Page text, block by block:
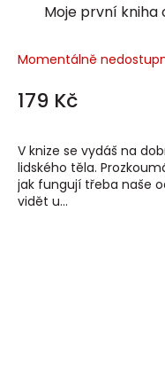
Moje první kniha
Momentálně
179 Kč
V knize se vydáš na
lidského těla.
jak fungují třeba naše
vidět u...